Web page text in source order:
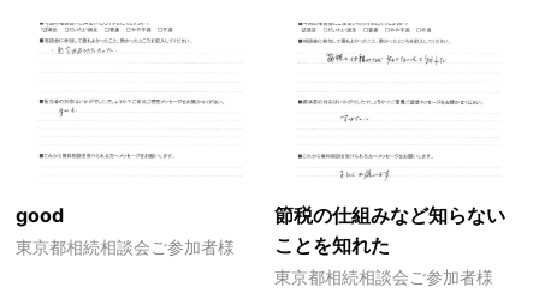
good
東京都相続相談会ご参加者様
節税の仕組みなど知らない
ことを知れた
東京都相続相談会ご参加者様